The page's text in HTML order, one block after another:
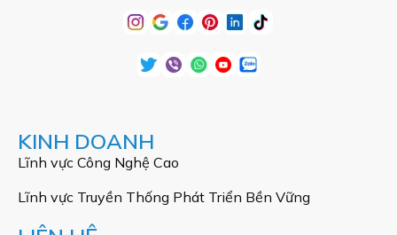
KINH DOANH
Lĩnh vực Công Nghệ Cao
Lĩnh vực Truyền Thống Phát Triển Bền Vững